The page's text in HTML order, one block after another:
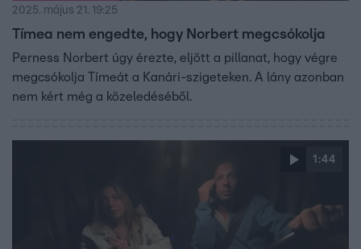
2025. május 21. 19:25
Tímea nem engedte, hogy Norbert megcsókolja
Perness Norbert úgy érezte, eljött a pillanat, hogy végre
megcsókolja Tímeát a Kanári-szigeteken. A lány azonban
nem kért még a közeledéséből.
1:44